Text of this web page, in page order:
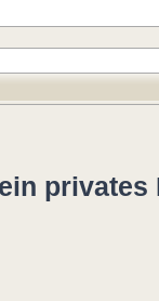
privates